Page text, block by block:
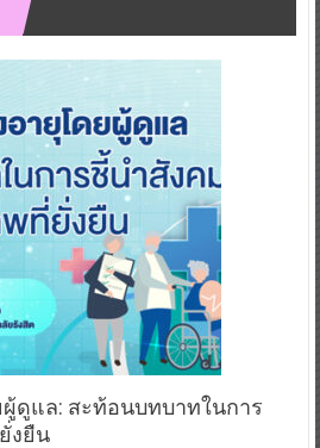
ดูแล: สะท้อนบทบาทในการ
งยืน